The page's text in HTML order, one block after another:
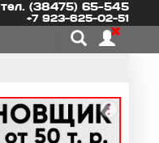
тел. (38475) 65-545
+7 923-625-02-51